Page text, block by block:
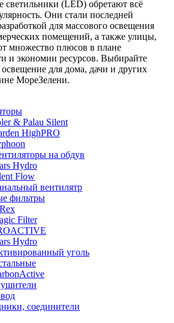
светильники (LED) обретают всё
Они стали последней
для массового освещения
помещений, а также улицы,
множество плюсов в плане
и экономии ресурсов. Выбирайте
освещение для дома, дачи и других
МореЗелени.
& Palau Silent
HighPRO
на обдув
Hydro
Flow
вентилятр
фильтры
Filter
Hydro
уголь
соединители